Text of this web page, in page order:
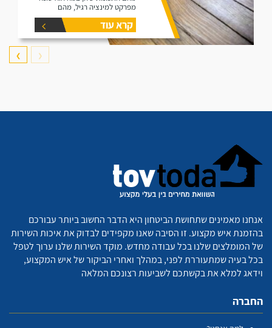
מפרקט למינציה רגיל, מהם
היתרונות שלו ומהם החסרונות שלו.
קרא עוד
❮
❯
אנחנו מאמינים שתחושת הביטחון היא הדבר החשוב ביותר עבורכם
בהזמנת איש מקצוע. זו הסיבה שאנו מקפידים לבדוק את איכות השירות
של המומלצים שלנו בכל עבודה מחדש. מוקד השירות שלנו ערוך לטפל
בכל בעיה שמתעוררת לפני, במהלך ואחרי הביקור של איש המקצוע,
וידאג למלא את בקשתכם לשביעות רצונכם המלאה
החברה